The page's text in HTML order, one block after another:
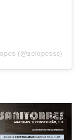
(@zelopesss)